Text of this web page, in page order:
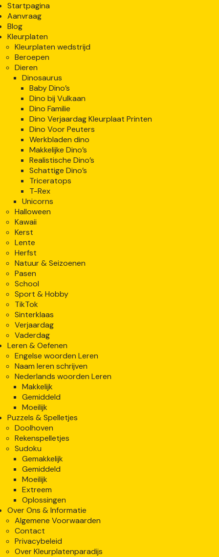
Startpagina
Aanvraag
Blog
Kleurplaten
Kleurplaten wedstrijd
Beroepen
Dieren
Dinosaurus
Baby Dino’s
Dino bij Vulkaan
Dino Familie
Dino Verjaardag Kleurplaat Printen
Dino Voor Peuters
Werkbladen dino
Makkelijke Dino’s
Realistische Dino’s
Schattige Dino’s
Triceratops
T-Rex
Unicorns
Halloween
Kawaii
Kerst
Lente
Herfst
Natuur & Seizoenen
Pasen
School
Sport & Hobby
TikTok
Sinterklaas
Verjaardag
Vaderdag
Leren & Oefenen
Engelse woorden Leren
Naam leren schrijven
Nederlands woorden Leren
Makkelijk
Gemiddeld
Moeilijk
Puzzels & Spelletjes
Doolhoven
Rekenspelletjes
Sudoku
Gemakkelijk
Gemiddeld
Moeilijk
Extreem
Oplossingen
Over Ons & Informatie
Algemene Voorwaarden
Contact
Privacybeleid
Over Kleurplatenparadijs